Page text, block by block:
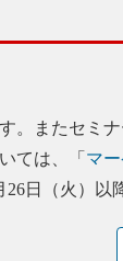
。またセミ
ては、「 マ
日（火）以